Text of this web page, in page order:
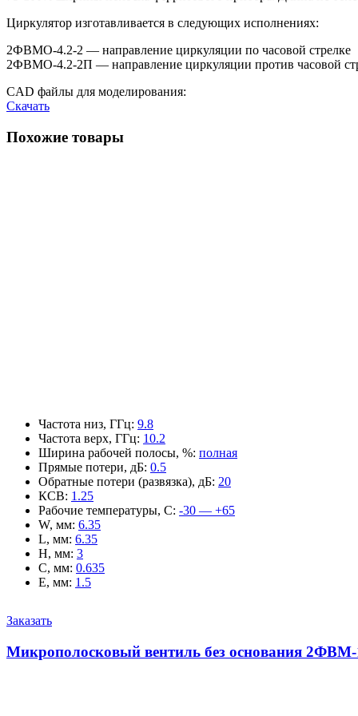
Циркулятор изготавливается в следующих исполнениях:
2ФВМO-4.2-2 — направление циркуляции по часовой стрелке
2ФВМO-4.2-2П — направление циркуляции против часовой
CAD файлы для моделирования:
Скачать
Похожие товары
Частота низ, ГГц: 9.8
Частота верх, ГГц: 10.2
Ширина рабочей полосы, %: полная
Прямые потери, дБ: 0.5
Обратные потери (развязка), дБ: 20
КСВ: 1.25
Рабочие температуры, С: -30 — +65
W, мм: 6.35
L, мм: 6.35
H, мм: 3
C, мм: 0.635
E, мм: 1.5
Заказать
Микрополосковый вентиль без основания